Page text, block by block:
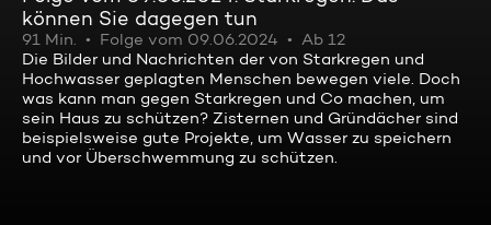
können Sie dagegen tun
91 Min. Folge vom 09.06.2024
Ab 12
Die Bilder und Nachrichten der von Starkregen und
Hochwasser geplagten Menschen bewegen viele. Doch
was kann man gegen Starkregen und Co machen, um
sein Haus zu schützen? Zisternen und Gründächer sind
beispielsweise gute Projekte, um Wasser zu speichern
und vor Überschwemmung zu schützen.